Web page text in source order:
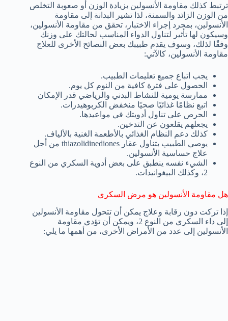
ترتبط كذلك مقاومة الأنسولين بزيادة الوزن أو صعوبة التخلص
من الوزن الزائد والسمنة، لذا تشير البدانة إلى مقاومة
الأنسولين، بمجرد إجراء الاختبار، تحقق من مقاومة الأنسولين،
وسيكون لها تأثير لتناول الدواء المناسب لحالتك على وزنك
وفقًا لذلك، وسوف يقدم طبيبك بعض النصائح الأخرى للعلاج
مقاومة الأنسولين، كالآتي:
يجب اتباع جميع تعليمات الطبيب.
الحصول على فترة كافية من النوم كل يوم.
ممارسة يومية للنشاط البدني والرياضي قدر الإمكان
اتبع نظامًا غذائيًا صحيًا منخفض الكربوهيدرات.
الحرص على تناول أدويتك في مواعيدها.
يجعلهم يقلعون عن التدخين.
كذلك دعم النظام الغذائي بالأطعمة الغنية بالألياف.
يوصي الطبيب بتناول عقار thiazolidinediones من أجل
علاج حساسية الأنسولين.
الشيء نفسه ينطبق على بعض أدوية السكري من النوع
2، وكذلك البيغوانيدات.
هل مقاومة الأنسولين هو مرض السكري
إذا تركت دون رقابة وعلاج يمكن أن تتحول مقاومة الأنسولين
إلى داء السكري من النوع 2، ويمكن أن تؤدي مقاومة
الأنسولين إلى عدد من الأمراض الأخرى، من أهمها ما يلي: